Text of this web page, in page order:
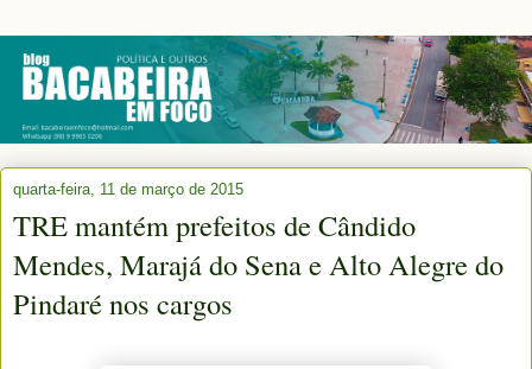
quarta-feira, 11 de março de 2015
TRE mantém prefeitos de Cândido
Mendes, Marajá do Sena e Alto Alegre do
Pindaré nos cargos